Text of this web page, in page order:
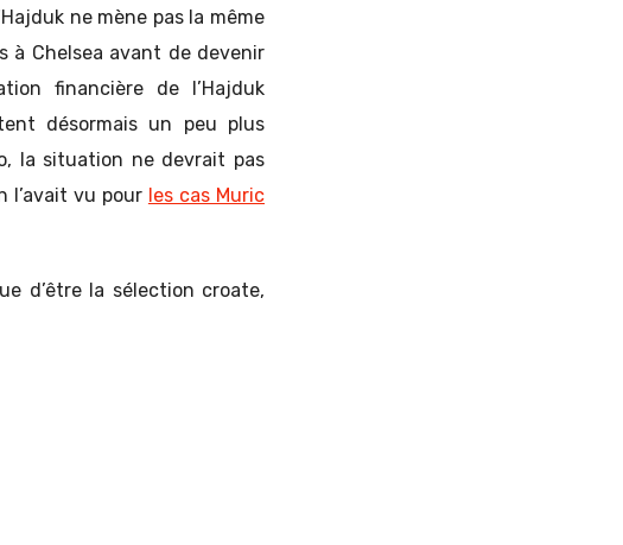
ne mène pas la même
à Chelsea avant de devenir
financière de l’Hajduk
désormais un peu plus
la situation ne devrait pas
l’avait vu pour les cas Muric
d’être la sélection croate,